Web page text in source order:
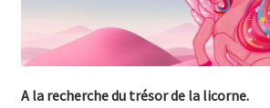
A la recherche du trésor de la licorne.